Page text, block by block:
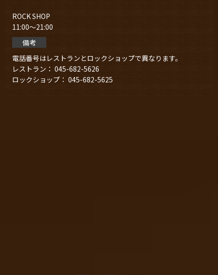
ROCK SHOP
11:00～21:00
備考
電話番号はレストランとロックショップで異なります。
レストラン： 045-682-5626
ロックショップ： 045-682-5625